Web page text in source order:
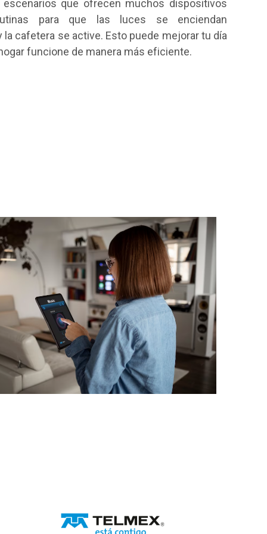
que ofrecen muchos dispositivos
para que las luces se enciendan
cafetera se active. Esto puede mejorar tu día
funcione de manera más eficiente.